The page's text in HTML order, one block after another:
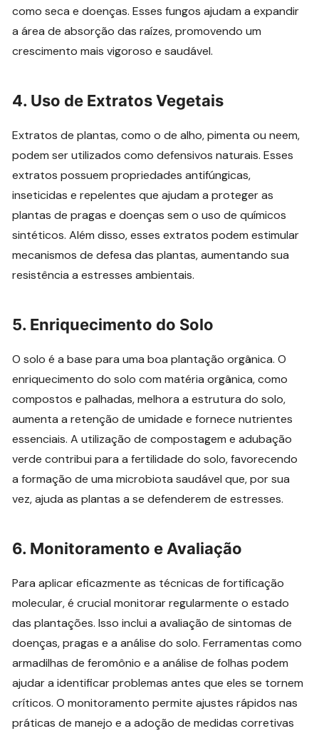
como seca e doenças. Esses fungos ajudam a expandir
a área de absorção das raízes, promovendo um
crescimento mais vigoroso e saudável.
4. Uso de Extratos Vegetais
Extratos de plantas, como o de alho, pimenta ou neem,
podem ser utilizados como defensivos naturais. Esses
extratos possuem propriedades antifúngicas,
inseticidas e repelentes que ajudam a proteger as
plantas de pragas e doenças sem o uso de químicos
sintéticos. Além disso, esses extratos podem estimular
mecanismos de defesa das plantas, aumentando sua
resistência a estresses ambientais.
5. Enriquecimento do Solo
O solo é a base para uma boa plantação orgânica. O
enriquecimento do solo com matéria orgânica, como
compostos e palhadas, melhora a estrutura do solo,
aumenta a retenção de umidade e fornece nutrientes
essenciais. A utilização de compostagem e adubação
verde contribui para a fertilidade do solo, favorecendo
a formação de uma microbiota saudável que, por sua
vez, ajuda as plantas a se defenderem de estresses.
6. Monitoramento e Avaliação
Para aplicar eficazmente as técnicas de fortificação
molecular, é crucial monitorar regularmente o estado
das plantações. Isso inclui a avaliação de sintomas de
doenças, pragas e a análise do solo. Ferramentas como
armadilhas de feromônio e a análise de folhas podem
ajudar a identificar problemas antes que eles se tornem
críticos. O monitoramento permite ajustes rápidos nas
práticas de manejo e a adoção de medidas corretivas